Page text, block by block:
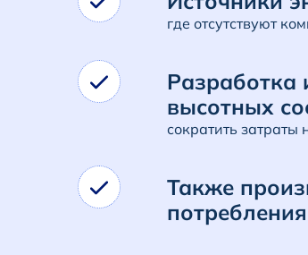
где отсутствуют
Разработка
высотных
сократить
Также